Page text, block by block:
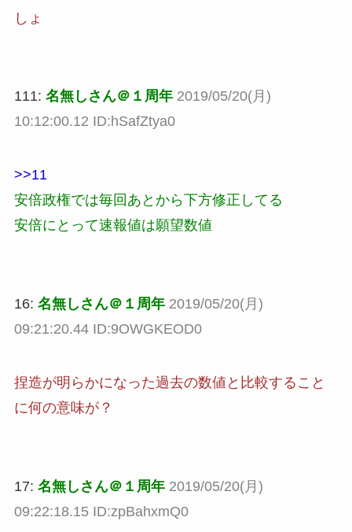
しょ
111: 名無しさん＠１周年 2019/05/20(月)
10:12:00.12 ID:hSafZtya0
>>11
安倍政権では毎回あとから下方修正してる
安倍にとって速報値は願望数値
16: 名無しさん＠１周年 2019/05/20(月)
09:21:20.44 ID:9OWGKEOD0
捏造が明らかになった過去の数値と比較すること
に何の意味が？
17: 名無しさん＠１周年 2019/05/20(月)
09:22:18.15 ID:zpBahxmQ0